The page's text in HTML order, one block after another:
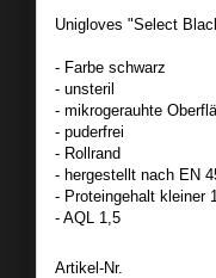
Unigloves "Select
- Farbe schwarz
- unsteril
- mikrogerauhte
- puderfrei
- Rollrand
- hergestellt nach EN
- Proteingehalt kleiner
- AQL 1,5
Artikel-Nr.